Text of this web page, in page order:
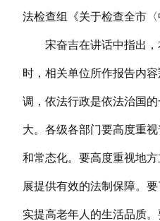
法检查组《关于检查全市
宋奋吉在讲话中指出
时，相关单位所作报告内
调，依法行政是依法治国
大。各级各部门要高度重
和常态化。要高度重视地
展提供有效的法制保障。
实提高老年人的生活品质